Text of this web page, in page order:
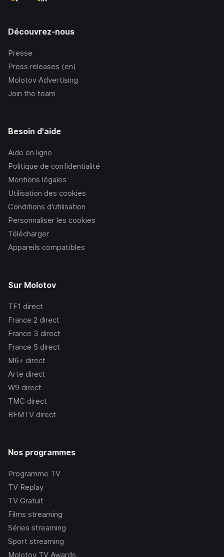
Découvrez-nous
Presse
Press releases (en)
Molotov Advertising
Join the team
Besoin d'aide
Aide en ligne
Politique de confidentialité
Mentions légales
Utilisation des cookies
Conditions d’utilisation
Personnaliser les cookies
Télécharger
Appareils compatibles
Sur Molotov
TF1 direct
France 2 direct
France 3 direct
France 5 direct
M6+ direct
Arte direct
W9 direct
TMC direct
BFMTV direct
Nos programmes
Programme TV
TV Replay
TV Gratuit
Films streaming
Séries streaming
Sport streaming
Molotov TV Awards